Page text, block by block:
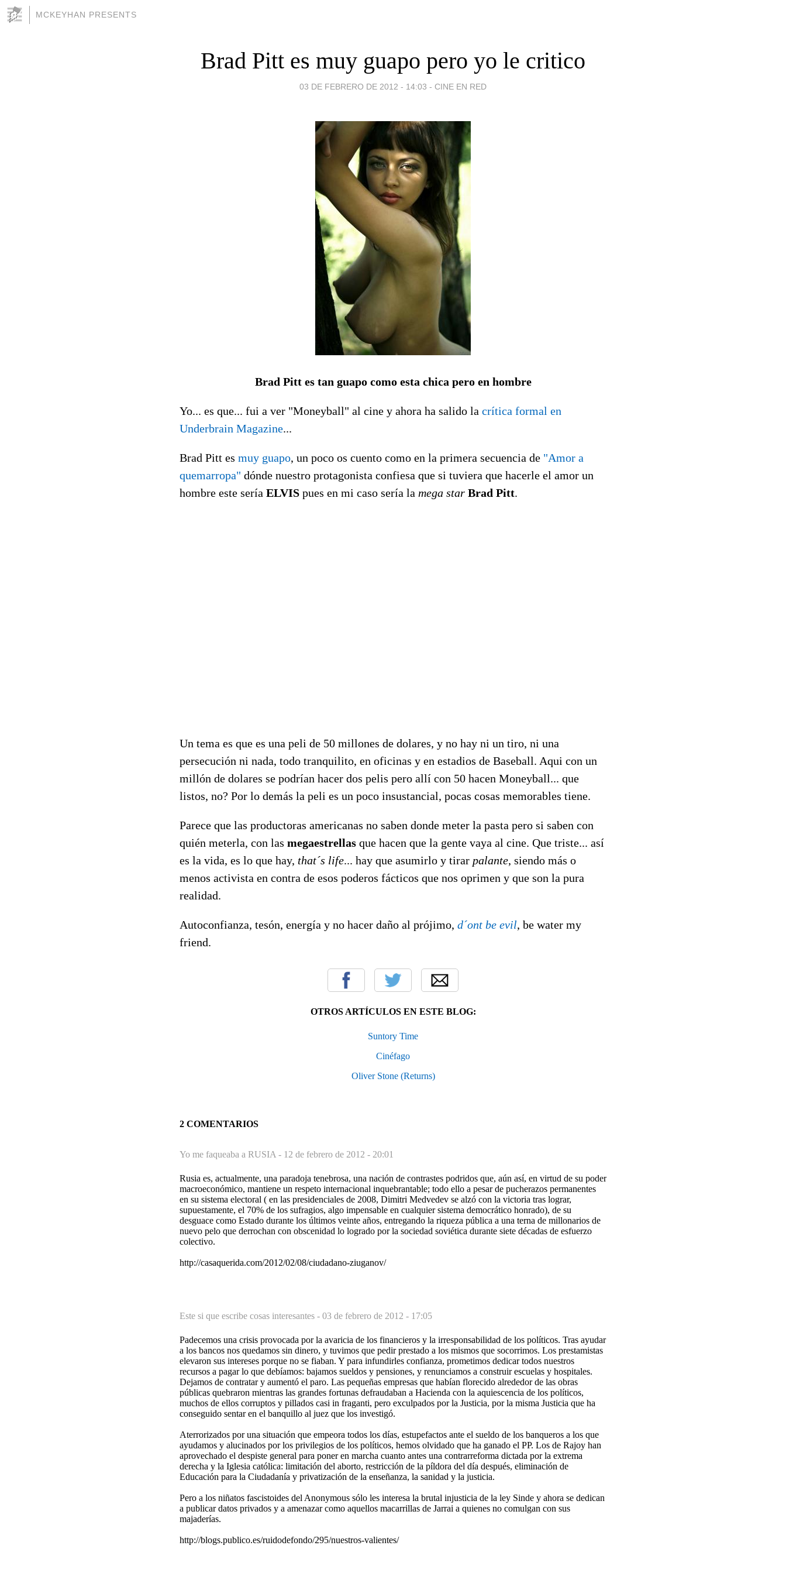
MCKEYHAN PRESENTS
Brad Pitt es muy guapo pero yo le critico
03 DE FEBRERO DE 2012 - 14:03 - CINE EN RED
Brad Pitt es tan guapo como esta chica pero en hombre
Yo... es que... fui a ver "Moneyball" al cine y ahora ha salido la crítica formal en
Underbrain Magazine...
Brad Pitt es muy guapo, un poco os cuento como en la primera secuencia de "Amor a
quemarropa" dónde nuestro protagonista confiesa que si tuviera que hacerle el amor un
hombre este sería ELVIS pues en mi caso sería la mega star Brad Pitt.
Un tema es que es una peli de 50 millones de dolares, y no hay ni un tiro, ni una
persecución ni nada, todo tranquilito, en oficinas y en estadios de Baseball. Aqui con un
millón de dolares se podrían hacer dos pelis pero allí con 50 hacen Moneyball... que
listos, no? Por lo demás la peli es un poco insustancial, pocas cosas memorables tiene.
Parece que las productoras americanas no saben donde meter la pasta pero si saben con
quién meterla, con las megaestrellas que hacen que la gente vaya al cine. Que triste... así
es la vida, es lo que hay, that´s life... hay que asumirlo y tirar palante, siendo más o
menos activista en contra de esos poderos fácticos que nos oprimen y que son la pura
realidad.
Autoconfianza, tesón, energía y no hacer daño al prójimo, d´ont be evil, be water my
friend.
OTROS ARTÍCULOS EN ESTE BLOG:
Suntory Time
Cinéfago
Oliver Stone (Returns)
2 COMENTARIOS
Yo me faqueaba a RUSIA - 12 de febrero de 2012 - 20:01
Rusia es, actualmente, una paradoja tenebrosa, una nación de contrastes podridos que, aún así, en virtud de su poder
macroeconómico, mantiene un respeto internacional inquebrantable; todo ello a pesar de pucherazos permanentes
en su sistema electoral ( en las presidenciales de 2008, Dimitri Medvedev se alzó con la victoria tras lograr,
supuestamente, el 70% de los sufragios, algo impensable en cualquier sistema democrático honrado), de su
desguace como Estado durante los últimos veinte años, entregando la riqueza pública a una terna de millonarios de
nuevo pelo que derrochan con obscenidad lo logrado por la sociedad soviética durante siete décadas de esfuerzo
colectivo.
http://casaquerida.com/2012/02/08/ciudadano-ziuganov/
Este si que escribe cosas interesantes - 03 de febrero de 2012 - 17:05
Padecemos una crisis provocada por la avaricia de los financieros y la irresponsabilidad de los políticos. Tras ayudar
a los bancos nos quedamos sin dinero, y tuvimos que pedir prestado a los mismos que socorrimos. Los prestamistas
elevaron sus intereses porque no se fiaban. Y para infundirles confianza, prometimos dedicar todos nuestros
recursos a pagar lo que debíamos: bajamos sueldos y pensiones, y renunciamos a construir escuelas y hospitales.
Dejamos de contratar y aumentó el paro. Las pequeñas empresas que habían florecido alrededor de las obras
públicas quebraron mientras las grandes fortunas defraudaban a Hacienda con la aquiescencia de los políticos,
muchos de ellos corruptos y pillados casi in fraganti, pero exculpados por la Justicia, por la misma Justicia que ha
conseguido sentar en el banquillo al juez que los investigó.
Aterrorizados por una situación que empeora todos los días, estupefactos ante el sueldo de los banqueros a los que
ayudamos y alucinados por los privilegios de los políticos, hemos olvidado que ha ganado el PP. Los de Rajoy han
aprovechado el despiste general para poner en marcha cuanto antes una contrarreforma dictada por la extrema
derecha y la Iglesia católica: limitación del aborto, restricción de la píldora del día después, eliminación de
Educación para la Ciudadanía y privatización de la enseñanza, la sanidad y la justicia.
Pero a los niñatos fascistoides del Anonymous sólo les interesa la brutal injusticia de la ley Sinde y ahora se dedican
a publicar datos privados y a amenazar como aquellos macarrillas de Jarrai a quienes no comulgan con sus
majaderías.
http://blogs.publico.es/ruidodefondo/295/nuestros-valientes/